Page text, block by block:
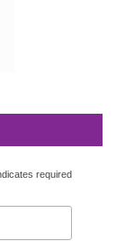
required